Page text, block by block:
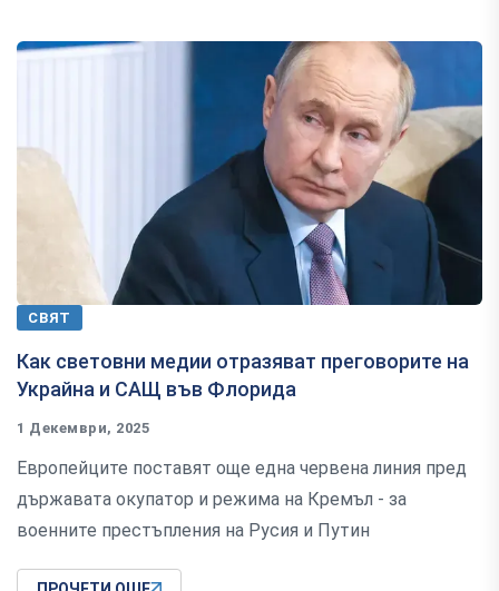
СВЯТ
Как световни медии отразяват преговорите на
Украйна и САЩ във Флорида
1 Декември, 2025
Европейците поставят още една червена линия пред
държавата окупатор и режима на Кремъл - за
военните престъпления на Русия и Путин